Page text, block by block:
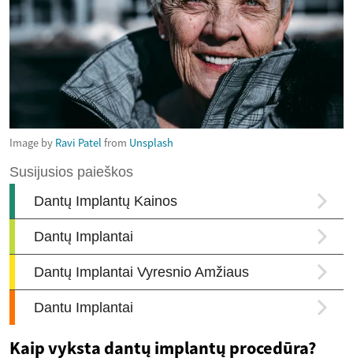
Image by Ravi Patel from Unsplash
Kaip vyksta dantų implantų procedūra?